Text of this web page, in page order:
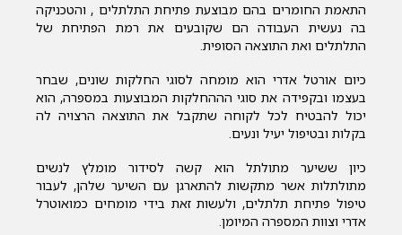
התאמת החומרים בהם מבוצעת פתיחת התלתלים , והטכניקה
בה נעשית העבודה הם שקובעים את רמת הפתיחת של
התלתלים ואת התוצאה הסופית.
כיום אורטל אדרי הוא מומחה לסוגי החלקות שונים, שבחר
בעצמו ובקפידה את סוגי הההחלקות המבוצעות במספרה, הוא
יכול להבטיח לכל לקוחה שתקבל את התוצאה הרצויה לה
בקלות ובטיפול יעיל ונעים.
כיון ששיער מתולתל הוא קשה לסידור מומלץ לנשים
מתולתלות אשר מתקשות להתארגן עם השיער שלהן, לעבור
טיפול פתיחת תלתלים, ולעשות זאת בידי מומחים כמואוטרל
אדרי וצוות המספרה המיומן.